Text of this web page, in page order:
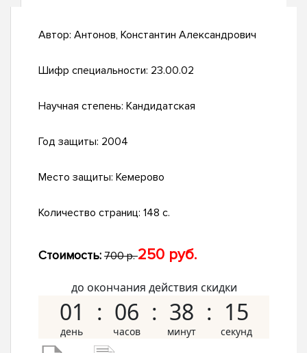
Автор: Антонов, Константин Александрович
Шифр специальности: 23.00.02
Научная степень: Кандидатская
Год защиты: 2004
Место защиты: Кемерово
Количество страниц: 148 с.
Стоимость: 700 р.250 руб.
до окончания действия скидки
01 06 38 14